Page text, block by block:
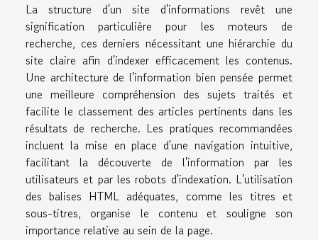
La structure d'un site d'informations revêt une
signification particulière pour les moteurs de
recherche, ces derniers nécessitant une hiérarchie du
site claire afin d'indexer efficacement les contenus.
Une architecture de l'information bien pensée permet
une meilleure compréhension des sujets traités et
facilite le classement des articles pertinents dans les
résultats de recherche. Les pratiques recommandées
incluent la mise en place d'une navigation intuitive,
facilitant la découverte de l'information par les
utilisateurs et par les robots d'indexation. L'utilisation
des balises HTML adéquates, comme les titres et
sous-titres, organise le contenu et souligne son
importance relative au sein de la page.